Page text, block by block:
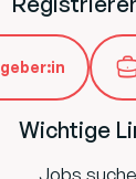
Wichtige
Jobs